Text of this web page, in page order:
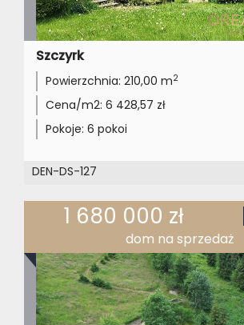
Szczyrk
Powierzchnia: 210,00 m2
Cena/m2: 6 428,57 zł
Pokoje: 6 pokoi
DEN-DS-127
1 680 000 zł
dom na sprzedaż